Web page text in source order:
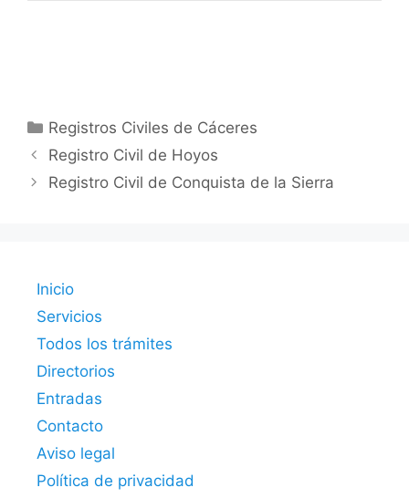
Categorías
Registros Civiles de Cáceres
Registro Civil de Hoyos
Registro Civil de Conquista de la Sierra
Inicio
Servicios
Todos los trámites
Directorios
Entradas
Contacto
Aviso legal
Política de privacidad